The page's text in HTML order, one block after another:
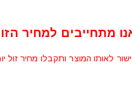
מתחייבים למחיר
לאותו המוצר ותקבלו מחיר זול